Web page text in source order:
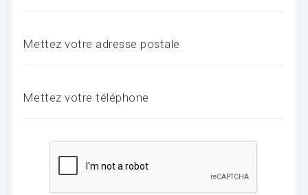
Mettez votre adresse postale
Mettez votre téléphone